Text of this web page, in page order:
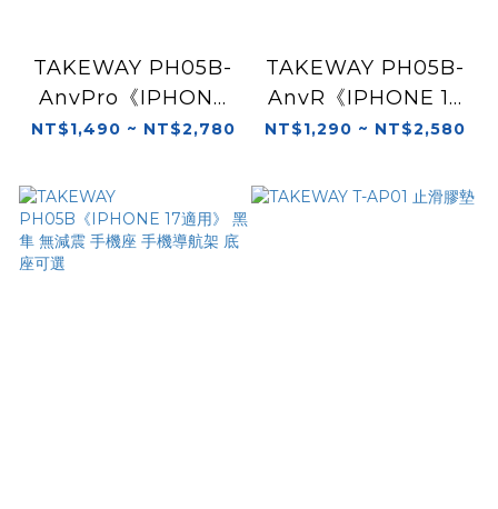
TAKEWAY PH05B-
AnvPro《IPHONE
17適用》 黑隼 雙磁浮
座可選
NT$1,490 ~ NT$2,780
TAKEWAY PH05B-
AnvR《IPHONE 17
適用》 黑隼 逆磁浮 手
可選
NT$1,290 ~ NT$2,580